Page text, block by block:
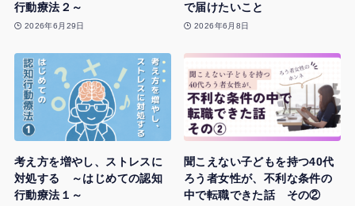
行動療法２～
2026年6月29日
で届けたいこと
2026年6月8日
考え方を増やし、ストレスに
対処する ～はじめての認知
行動療法１～
聞こえない子どもを持つ40代
ろう者女性が、不利な条件の
中で転職できた話 その②